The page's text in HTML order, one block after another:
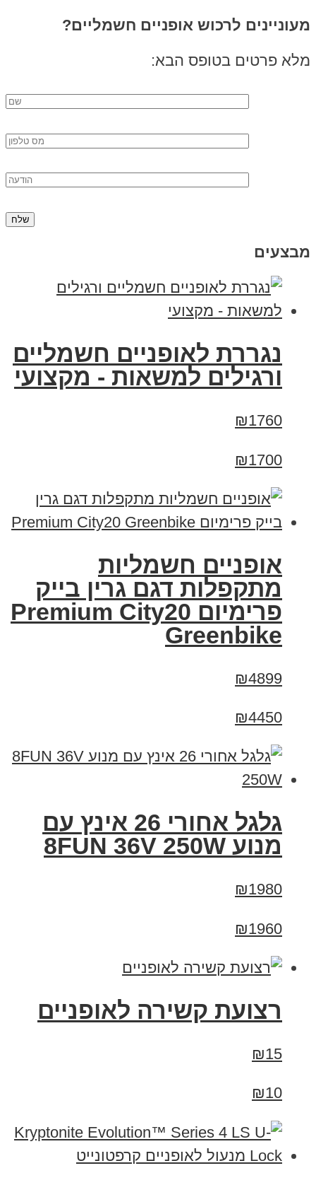
מעוניינים לרכוש אופניים חשמליים?
מלא פרטים בטופס הבא:
מבצעים
נגררת לאופניים חשמליים
ורגילים למשאות - מקצועי
₪1760
₪1700
אופניים חשמליות
מתקפלות דגם גרין בייק
פרימיום Premium City20
Greenbike
₪4899
₪4450
גלגל אחורי 26 אינץ עם
מנוע 8FUN 36V 250W
₪1980
₪1960
רצועת קשירה לאופניים
₪15
₪10